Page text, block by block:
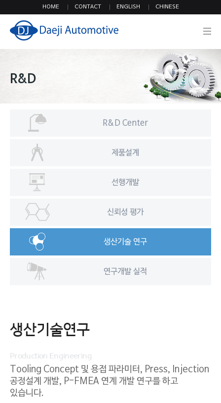
HOME CONTACT ENGLISH CHINESE
에이씨델코
연구개발
환경/품질경영
홍보센터
R&D
R&D Center
제품설계
선행개발
신뢰성 평가
생산기술 연구
연구개발 실적
생산기술연구
Production Engineering
Tooling Concept 및 용접 파라미터, Press, Injection
공정설계 개발, P-FMEA 연계 개발 연구를 하고
있습니다.